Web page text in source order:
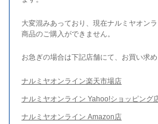
大変混みあっており、現在ナルミヤオン
商品のご購入ができません。
お急ぎの場合は下記店舗にて、お買い求め
ナルミヤオンライン楽天市場店
ナルミヤオンライン Yahoo!ショッピング
ナルミヤオンライン Amazon店